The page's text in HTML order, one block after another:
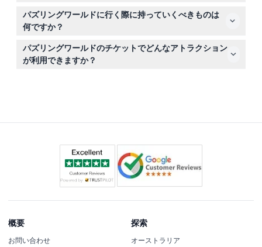
チケットは返金不可で、いかなる理由でもキャンセルでき
ません。ご予約いただいた日時に確実にご利用ください。
パズリングワールドに行く際に持っていくべきものは
何ですか？
迷路や錯覚の部屋を探検するために歩きやすい靴を履き、
好奇心と楽しむ気持ちをお持ちください。場内にはカフェ
もあり、コーヒーや軽食を楽しめます。
パズリングワールドのチケットでどんなアトラクション
が利用できますか？
概要
お問い合わせ
探索
オーストラリア